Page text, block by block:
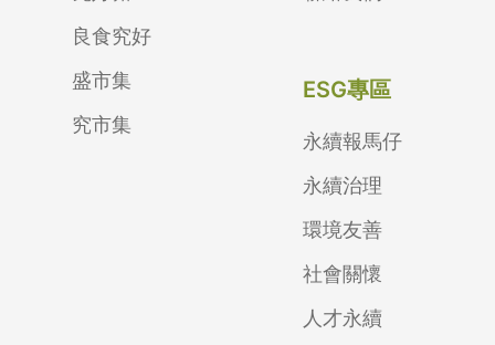
良食究好
盛市集
究市集
ESG專區
永續報馬仔
永續治理
環境友善
社會關懷
人才永續